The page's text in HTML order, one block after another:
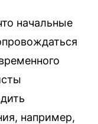
начальные
например,